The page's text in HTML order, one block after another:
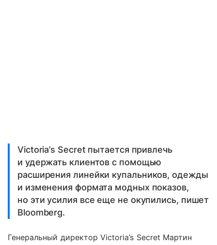
Victoria’s Secret пытается привлечь
и удержать клиентов с помощью
расширения линейки купальников, одежды
и изменения формата модных показов,
но эти усилия все еще не окупились, пишет
Bloomberg.
Генеральный директор Victoria’s Secret Мартин